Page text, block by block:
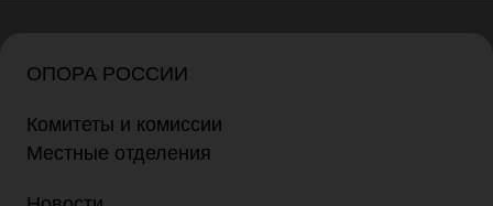
ОПОРА РОССИИ
Комитеты и комиссии
Местные отделения